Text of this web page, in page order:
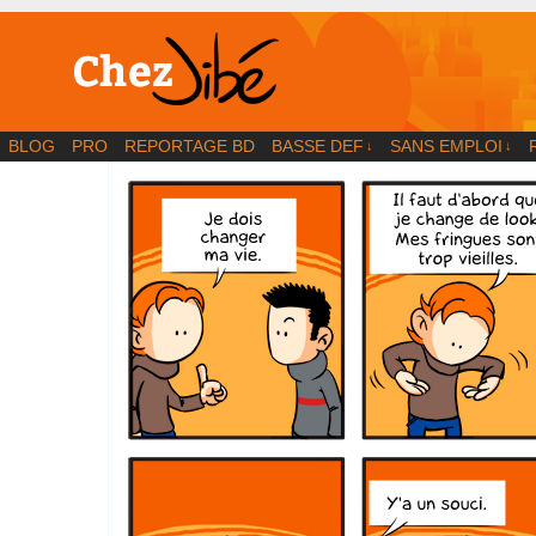
BD | Illustration | Blog
BLOG PRO REPORTAGE BD BASSE DEF ↓ SANS EMPLOI ↓